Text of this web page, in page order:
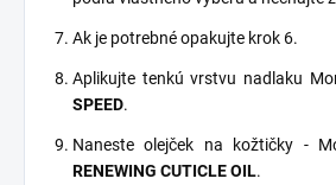
Ak je potrebné opakujte krok 6.
Aplikujte tenkú vrstvu nadlaku
SPEED.
Naneste olejček na kožtičky -
RENEWING CUTICLE OIL.